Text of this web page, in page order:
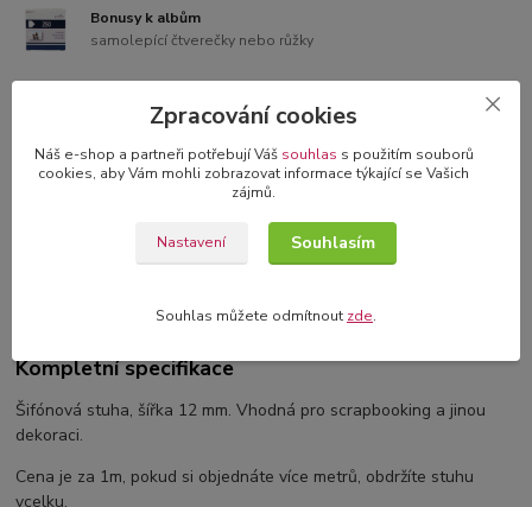
Bonusy k albům
samolepící čtverečky nebo růžky
3D blahopřání v dárkové krabičce
originální blahopřání s 3D dekorací
Kompletní specifikace
Kompletní specifikace
Šifónová stuha, šířka 12 mm. Vhodná pro scrapbooking a jinou
dekoraci.
Cena je za 1m, pokud si objednáte více metrů, obdržíte stuhu
vcelku.
Zpracování cookies
Náš e-shop a partneři potřebují Váš souhlas s použitím souborů
cookies, aby Vám mohli zobrazovat informace týkající se Vašich
zájmů.
Nastavení Souhlasím
Souhlas můžete odmítnout zde.